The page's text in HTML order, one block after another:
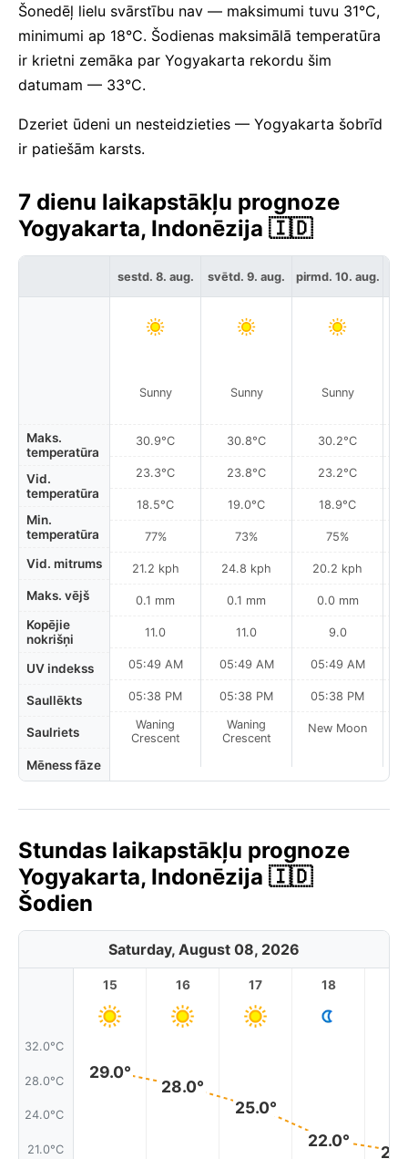
Šonedēļ lielu svārstību nav — maksimumi tuvu 31°C,
minimumi ap 18°C. Šodienas maksimālā temperatūra
ir krietni zemāka par Yogyakarta rekordu šim
datumam — 33°C.
Dzeriet ūdeni un nesteidzieties — Yogyakarta šobrīd
ir patiešām karsts.
7 dienu laikapstākļu prognoze
Yogyakarta, Indonēzija 🇮🇩
Maks.
temperatūra
Vid.
temperatūra
Min.
temperatūra
Vid. mitrums
Maks. vējš
Kopējie
nokrišņi
UV indekss
Saullēkts
Saulriets
Mēness fāze
sestd. 8. aug.
Sunny
30.9°C
23.3°C
18.5°C
77%
21.2 kph
0.1 mm
11.0
05:49 AM
05:38 PM
Waning
Crescent
svētd. 9. aug.
Sunny
30.8°C
23.8°C
19.0°C
73%
24.8 kph
0.1 mm
11.0
05:49 AM
05:38 PM
Waning
Crescent
pirmd. 10. aug.
Sunny
30.2°C
23.2°C
18.9°C
75%
20.2 kph
0.0 mm
9.0
05:49 AM
05:38 PM
New Moon
Stundas laikapstākļu prognoze
Yogyakarta, Indonēzija 🇮🇩
Šodien
Saturday, August 08, 2026
32.0°C
28.0°C
24.0°C
21.0°C
15
29.0°
16
28.0°
17
25.0°
18
22.0°